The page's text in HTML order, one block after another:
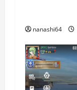
nanashi64